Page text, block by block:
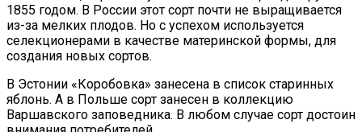
1855 годом. В России этот сорт почти не выращивается
из-за мелких плодов. Но с успехом используется
селекционерами в качестве материнской формы, для
создания новых сортов.
В Эстонии «Коробовка» занесена в список старинных
яблонь. А в Польше сорт занесен в коллекцию
Варшавского заповедника. В любом случае сорт достоин